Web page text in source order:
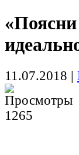
11.07.2018 |
1265